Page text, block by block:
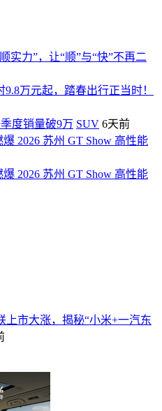
实力”，让“顺”与“快”不再二
万元起，踏春出行正当时！
度销量破9万 SUV 6天前
2026 苏州 GT Show 高性能
2026 苏州 GT Show 高性能
上市大涨，揭秘“小米+一汽东